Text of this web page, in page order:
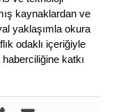
kaynaklardan ve
yaklaşımla okura
odaklı içeriğiyle
katkı